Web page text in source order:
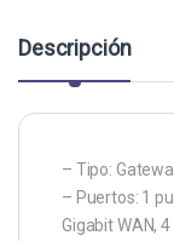
Descripción
– Tipo:
– Puertos: 1
Gigabit WAN,